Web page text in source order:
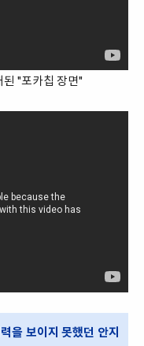
"포카칩 장면"
을 보이지 못했던 안지